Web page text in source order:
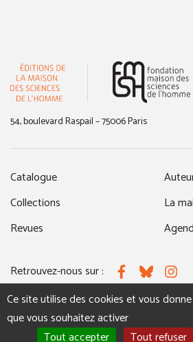
54, boulevard Raspail – 75006 Paris
Catalogue
Collections
Revues
La
Retrouvez-nous sur : FacebookBluesky
MENTIONS LÉGALES NOUS
Ce site utilise des cookies et vous
que vous souhaitez activer
Tout accepter
Tout refuser